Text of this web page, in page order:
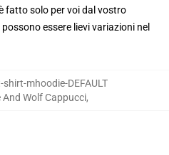
fatto solo per voi dal vostro
essere lievi variazioni nel
mhoodie-DEFAULT
And Wolf Cappucci,